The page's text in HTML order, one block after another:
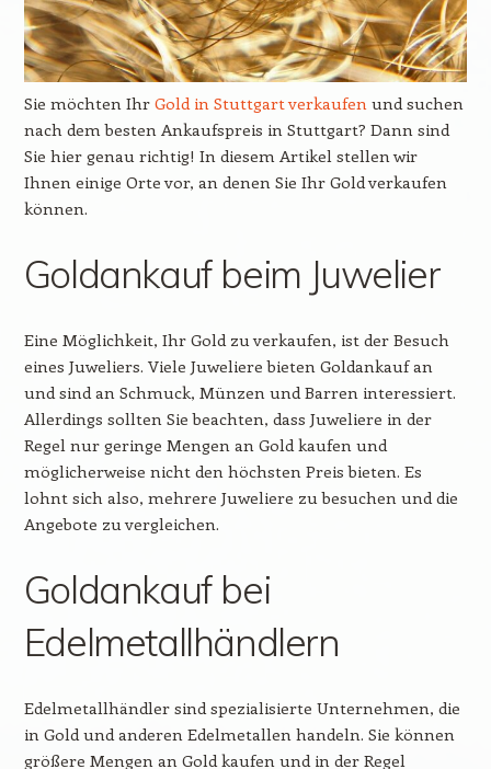
Sie möchten IhrGold in Stuttgart verkaufenund suchen
nach dem besten Ankaufspreis in Stuttgart? Dann sind
Sie hier genau richtig! In diesem Artikel stellen wir
Ihnen einige Orte vor, an denen Sie Ihr Gold verkaufen
können.
Goldankauf beim Juwelier
Eine Möglichkeit, Ihr Gold zu verkaufen, ist der Besuch
eines Juweliers. Viele Juweliere bieten Goldankauf an
und sind an Schmuck, Münzen und Barren interessiert.
Allerdings sollten Sie beachten, dass Juweliere in der
Regel nur geringe Mengen an Gold kaufen und
möglicherweise nicht den höchsten Preis bieten. Es
lohnt sich also, mehrere Juweliere zu besuchen und die
Angebote zu vergleichen.
Goldankauf bei
Edelmetallhändlern
Edelmetallhändler sind spezialisierte Unternehmen, die
in Gold und anderen Edelmetallen handeln. Sie können
größere Mengen an Gold kaufen und in der Regel